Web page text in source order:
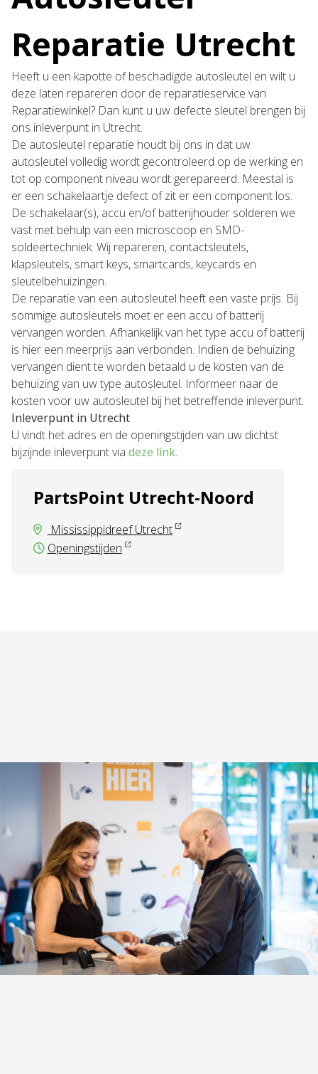
Reparatie Utrecht
Heeft u een kapotte of beschadigde autosleutel en wilt u
deze laten repareren door de reparatieservice van
Reparatiewinkel? Dan kunt u uw defecte sleutel brengen bij
ons inleverpunt in Utrecht.
De autosleutel reparatie houdt bij ons in dat uw
autosleutel volledig wordt gecontroleerd op de werking en
tot op component niveau wordt gerepareerd. Meestal is
er een schakelaartje defect of zit er een component los.
De schakelaar(s), accu en/of batterijhouder solderen we
vast met behulp van een microscoop en SMD-
soldeertechniek. Wij repareren, contactsleutels,
klapsleutels, smart keys, smartcards, keycards en
sleutelbehuizingen.
De reparatie van een autosleutel heeft een vaste prijs. Bij
sommige autosleutels moet er een accu of batterij
vervangen worden. Afhankelijk van het type accu of batterij
is hier een meerprijs aan verbonden. Indien de behuizing
vervangen dient te worden betaald u de kosten van de
behuizing van uw type autosleutel. Informeer naar de
kosten voor uw autosleutel bij het betreffende inleverpunt.
Inleverpunt in Utrecht
U vindt het adres en de openingstijden van uw dichtst
bijzijnde inleverpunt via deze link.
PartsPoint Utrecht-Noord
Mississippidreef Utrecht
Openingstijden